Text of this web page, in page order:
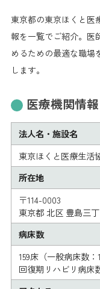
東京都の東京ほくと医
報を一覧でご紹介。医
めるための最適な職場
します。
医療機関情報
法人名・施設名
東京ほくと医療生活
所在地
〒114-0003
東京都 北区 豊島三
病床数
159床（一般病床数
回復期リハビリ病床